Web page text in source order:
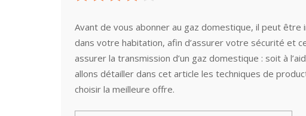
Avant de vous abonner au gaz domestique, il peut
dans votre habitation, afin d’assurer votre sécurité et
assurer la transmission d’un gaz domestique : soit à
allons détailler dans cet article les techniques de
choisir la meilleure offre.